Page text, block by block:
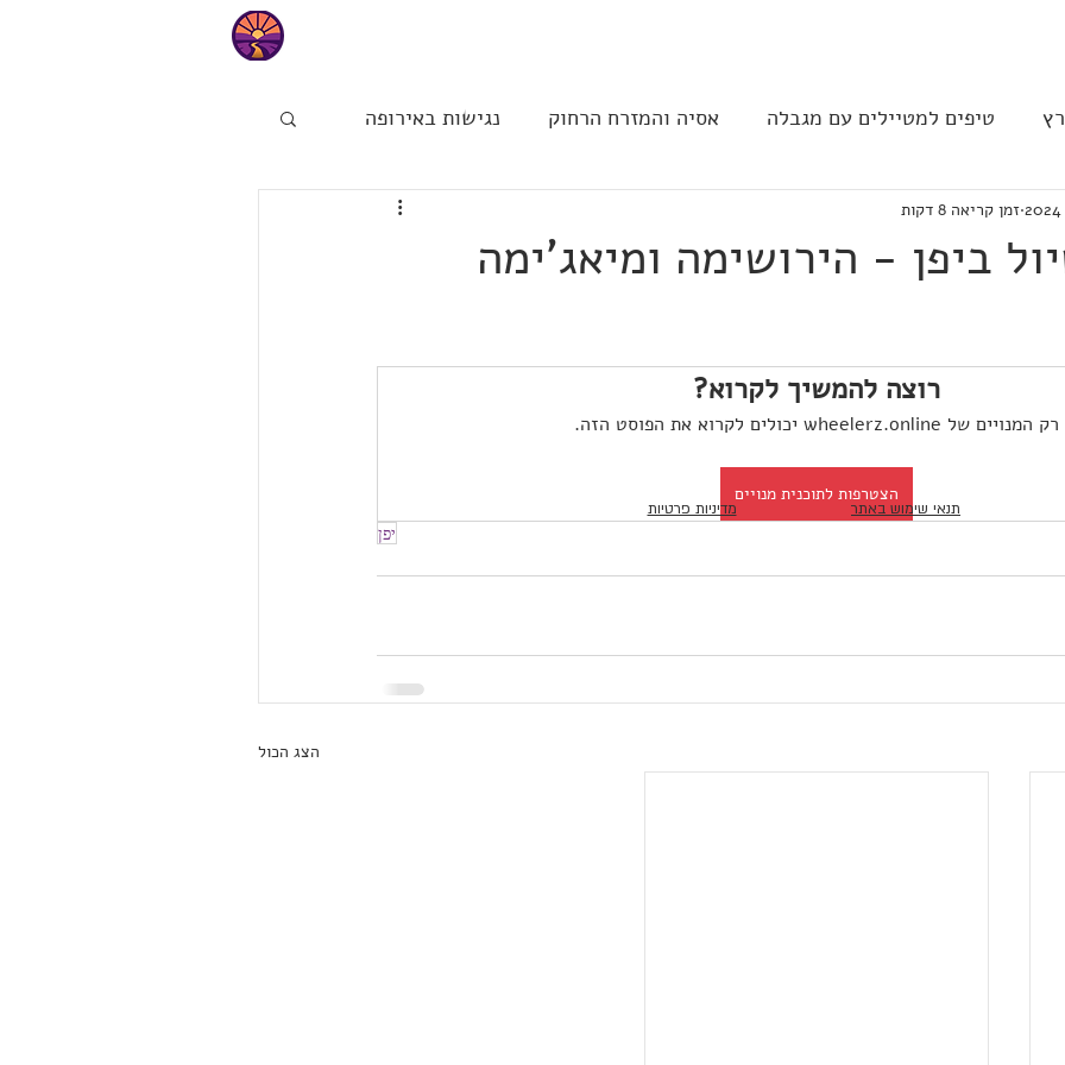
טיפים למטיילים עם מגבלה אסיה והמזרח הרחוק נגישות באירופה
וצפון אמריקה הפינה של מיכל זמן קריאה 8 דקות
רוצה להמשיך לקרוא?
רק המנויים של wheelerz.online יכולים לקרוא את הפוסט הזה.
הצטרפות לתוכנית מנויים
יפן
הצג הכול
מדיניות פרטיות תנאי שימוש באתר